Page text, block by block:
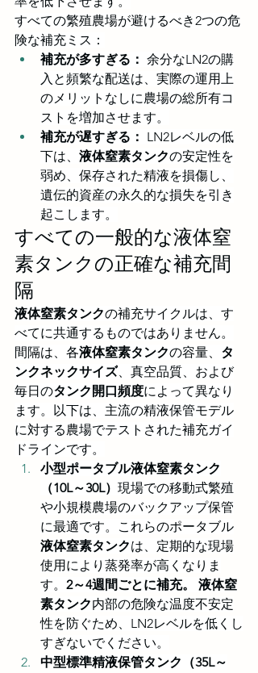
すべての繁殖農場が避けるべき2つの危
険な補充ミス：
補充が多すぎる： 余分なLN2の購
入と頻繁な配送は、実際の運用上
のメリットなしに農場の総所有コ
ストを増加させます。
補充が遅すぎる： LN2レベルの低
下は、 液体窒素タンクの安定性を
弱め、保存された精液を損傷し、
遺伝的資産の永久的な損失を引き
起こします。
すべての一般的な液体窒
素タンクの正確な補充間
隔
液体窒素タンクの補充サイクルは、す
べてに共通するものではありません。
間隔は、各液体窒素タンクの容量、 タ
ンクネックサイズ、真空品質、および
毎日のタンク開口頻度によって異なり
ます。以下は、主流の精液保管モデル
に対する農場でテストされた補充ガイ
ドラインです。
小型ポータブル液体窒素タンク
（10L～30L） 現場での移動式繁殖
や小規模農場のバックアップ保管
に最適です。これらのポータブル
液体窒素タンクは、定期的な現場
使用により蒸発率が高くなりま
す。 2～4週間ごとに補充。
液体窒
素タンク内部の危険な温度不安定
性を防ぐため、LN2レベルを低くし
すぎないでください。
中型標準精液保管タンク（35L～